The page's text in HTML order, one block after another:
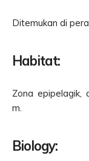
Ditemukan di
Habitat:
Zona epipelagik,
m.
Biology: